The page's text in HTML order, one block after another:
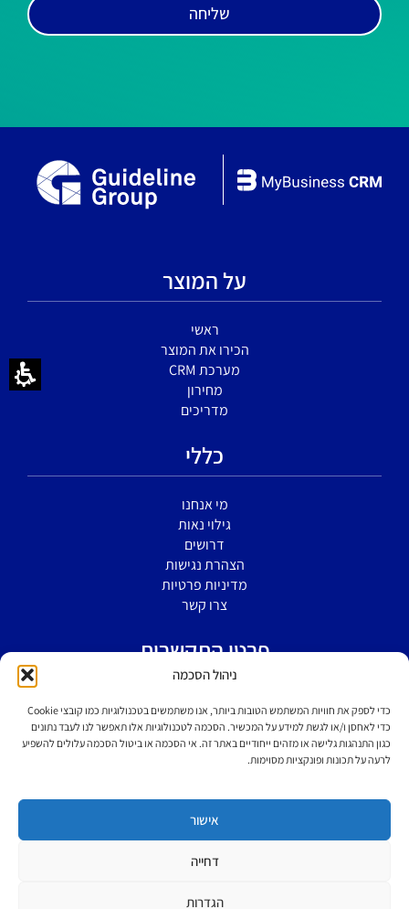
ניהול הסכמה
כדי לספק את חוויות המשתמש הטובות ביותר, אנו משתמשים בטכנולוגיות כמו קובצי Cookie
כדי לאחסן ו/או לגשת למידע על המכשיר. הסכמה לטכנולוגיות אלו תאפשר לנו לעבד נתונים
כגון התנהגות גלישה או מזהים ייחודיים באתר זה. אי הסכמה או ביטול הסכמה עלולים להשפיע
לרעה על תכונות ופונקציות מסוימות.
אישור
דחייה
הגדרות
שליחה
על המוצר
ראשי
הכירו את המוצר
מערכת CRM
מחירון
מדריכים
כללי
מי אנחנו
גילוי נאות
דרושים
הצהרת נגישות
מדיניות פרטיות
צרו קשר
פרטי התקשרות
077-6049599